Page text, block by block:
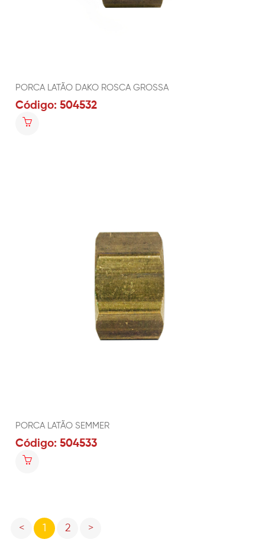
PORCA LATÃO DAKO ROSCA GROSSA
Código: 504532
PORCA LATÃO SEMMER
Código: 504533
<Previous
1 2 >Next